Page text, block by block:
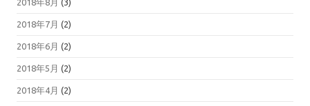
2018年8月 (3)
2018年7月 (2)
2018年6月 (2)
2018年5月 (2)
2018年4月 (2)